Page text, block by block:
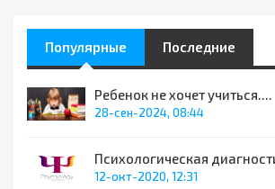
Популярные Последние
Ребенок не хочет учиться....
28-сен-2024, 08:44
Психологическая
12-окт-2020, 12:31